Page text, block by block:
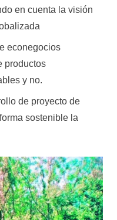
en cuenta la visión
econegocios
productos
y no.
de proyecto de
sostenible la